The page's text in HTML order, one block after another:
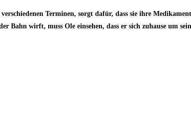
Terminen, sorgt dafür, dass sie ihre
Bahn wirft, muss Ole einsehen, dass er sich zuhause um